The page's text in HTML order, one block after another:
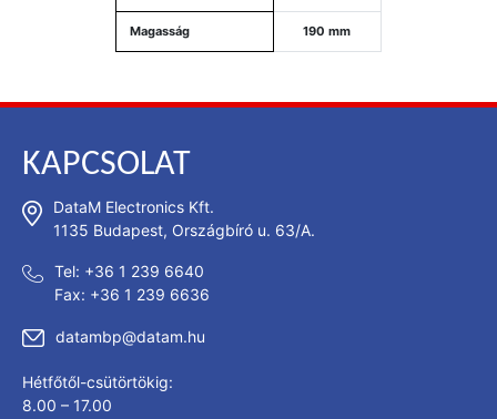
Magasság 190 mm
KAPCSOLAT
DataM Electronics Kft.
1135 Budapest, Országbíró u. 63/A.
Tel: +36 1 239 6640
Fax: +36 1 239 6636
datambp@datam.hu
Hétfőtől-csütörtökig:
8.00 – 17.00